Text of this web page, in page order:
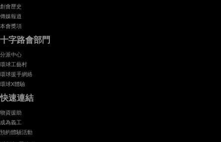
創會歷史
傳媒報道
本會獎項
十字路會部門
分派中心
環球工藝村
環球援手網絡
環球X體驗
快速連結
物資援助
成為義工
預約體驗活動